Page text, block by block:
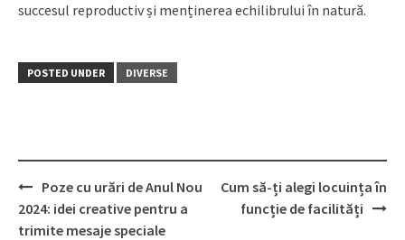
succesul reproductiv și menținerea echilibrului în natură.
POSTED UNDER DIVERSE
Post
navigation
Poze cu urări de Anul Nou
2024: idei creative pentru a
trimite mesaje speciale
Cum să-ți alegi locuința în
funcție de facilități